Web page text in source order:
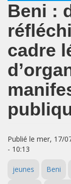
Beni :
cadre
Publié le mer, 17/
- 10:13
jeunes Beni